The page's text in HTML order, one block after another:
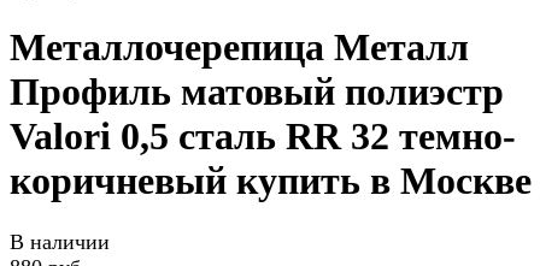
Металлочерепица Металл
Профиль матовый полиэстр
Valori 0,5 сталь RR 32 темно-
коричневый купить в Москве
В наличии